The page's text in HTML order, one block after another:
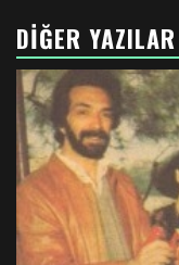
DIĞER YAZILAR